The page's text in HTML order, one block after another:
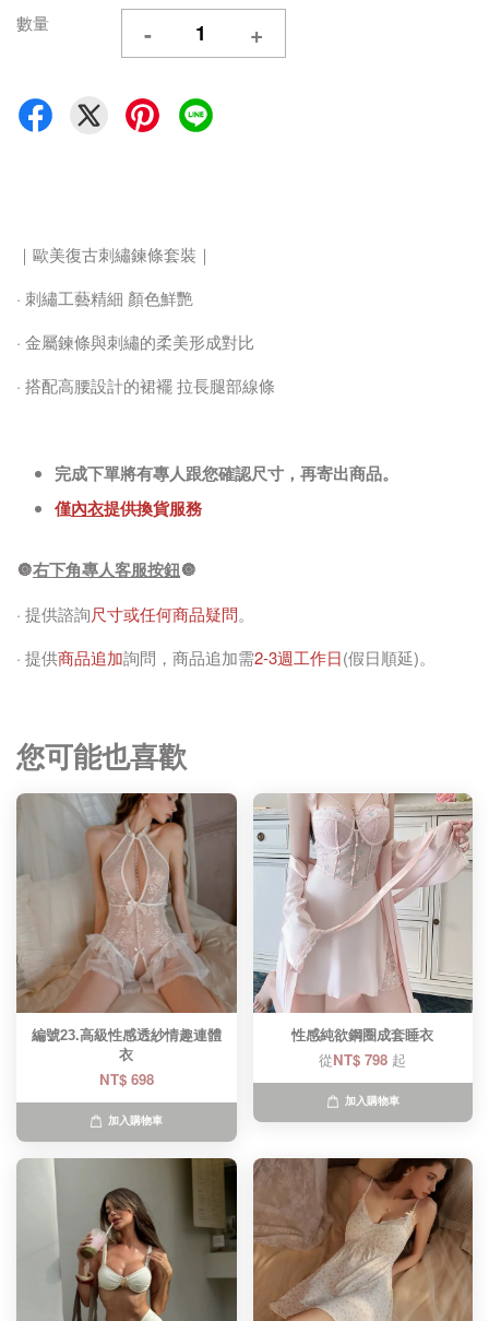
數量 - +
｜歐美復古刺繡鍊條套裝｜
· 刺繡工藝精細 顏色鮮艷
· 金屬鍊條與刺繡的柔美形成對比
· 搭配高腰設計的裙襬 拉長腿部線條
完成下單將有專人跟您確認尺寸，再寄出商品。
僅內衣提供換貨服務
🔘右下角專人客服按鈕🔘
· 提供諮詢尺寸或任何商品疑問。
· 提供商品追加詢問，商品追加需2-3週工作日(假日順延)。
您可能也喜歡
編號23.高級性感透紗情趣連體
衣
NT$ 698
加入購物車
性感純欲鋼圈成套睡衣
從NT$ 798 起
加入購物車